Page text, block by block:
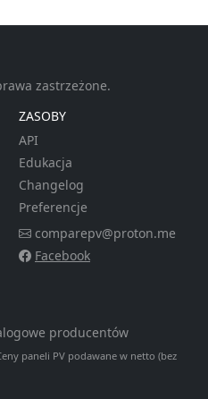
zastrzeżone.
ZASOBY
API
Edukacja
Changelog
Preferencje
comparepv@proton.me
Facebook
producentów
paneli PV podawane w netto (bez